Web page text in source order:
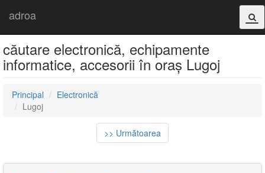
adroa
căutare electronică, echipamente
informatice, accesorii în oraș Lugoj
Principal
Electronică
Lugoj
>> Următoarea